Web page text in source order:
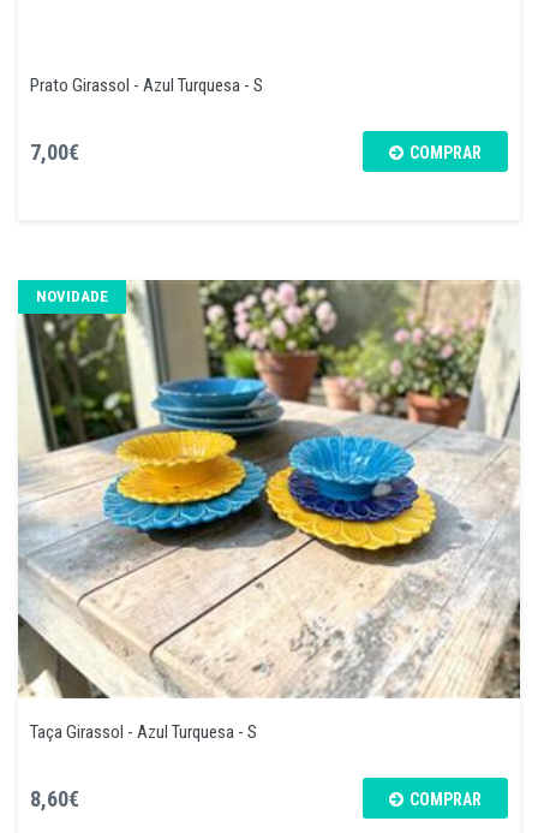
Prato Girassol - Azul Turquesa - S
7,00€ COMPRAR
NOVIDADE
Taça Girassol - Azul Turquesa - S
8,60€ COMPRAR